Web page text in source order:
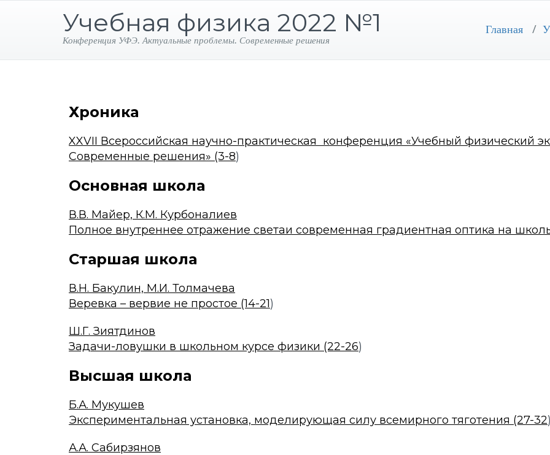
Учебная физика 2022 №1
Конференция УФЭ. Актуальные проблемы. Современные решения
Главная /
Хроника
XXVII Всероссийская научно-практическая конференция «Учебный физический
Современные решения» (3-8)
Основная школа
В.В. Майер, К.М. Курбоналиев
Полное внутреннее отражение светаи современная градиентная оптика на
Старшая школа
В.Н. Бакулин, М.И. Толмачева
Веревка – вервие не простое (14-21)
Ш.Г. Зиятдинов
Задачи-ловушки в школьном курсе физики (22-26)
Высшая школа
Б.А. Мукушев
Экспериментальная установка, моделирующая силу всемирного тяготения (27-32)
А.А. Сабирзянов